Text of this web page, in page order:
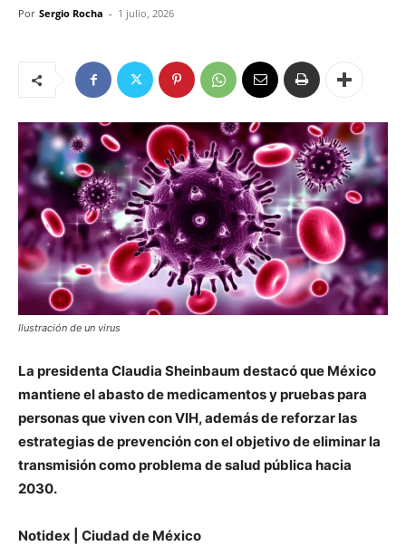
Por Sergio Rocha - 1 julio, 2026
Ilustración de un virus
La presidenta Claudia Sheinbaum destacó que México
mantiene el abasto de medicamentos y pruebas para
personas que viven con VIH, además de reforzar las
estrategias de prevención con el objetivo de eliminar la
transmisión como problema de salud pública hacia
2030.
Notidex | Ciudad de México